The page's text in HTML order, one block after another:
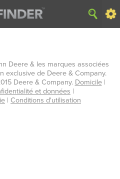
Deere & les marques associées
exclusive de Deere & Company.
Deere & Company. Domicile |
et données |
| Conditions d'utilisation